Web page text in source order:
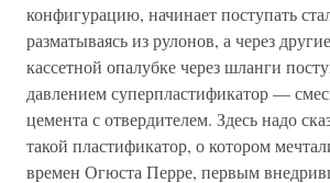
конфигурацию, начинает поступать
разматываясь из рулонов, а через
кассетной опалубке через шланги
давлением суперпластификатор —
цемента с отвердителем. Здесь надо
такой пластификатор, о котором
времен Огюста Перре, первым